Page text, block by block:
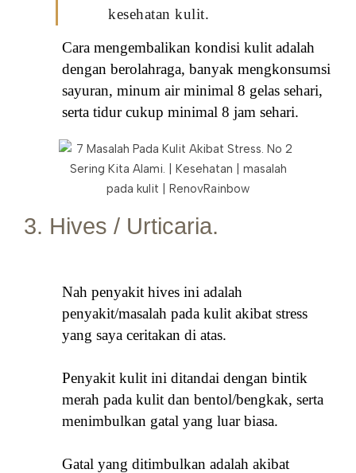
kesehatan kulit.
Cara mengembalikan kondisi kulit adalah
dengan berolahraga, banyak mengkonsumsi
sayuran, minum air minimal 8 gelas sehari,
serta tidur cukup minimal 8 jam sehari.
3. Hives / Urticaria.
Nah penyakit hives ini adalah
penyakit/masalah pada kulit akibat stress
yang saya ceritakan di atas.
Penyakit kulit ini ditandai dengan bintik
merah pada kulit dan bentol/bengkak, serta
menimbulkan gatal yang luar biasa.
Gatal yang ditimbulkan adalah akibat